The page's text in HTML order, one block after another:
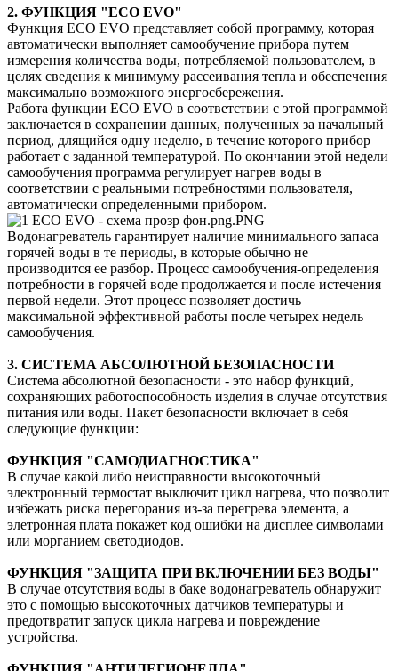
2. ФУНКЦИЯ "ECO EVO"
Функция ECO EVO представляет собой программу, которая
автоматически выполняет самообучение прибора путем
измерения количества воды, потребляемой пользователем, в
целях сведения к минимуму рассеивания тепла и обеспечения
максимально возможного энергосбережения.
Работа функции ECO EVO в соответствии с этой программой
заключается в сохранении данных, полученных за начальный
период, длящийся одну неделю, в течение которого прибор
работает с заданной температурой. По окончании этой недели
самообучения программа регулирует нагрев воды в
соответствии с реальными потребностями пользователя,
автоматически определенными прибором.
Водонагреватель гарантирует наличие минимального запаса
горячей воды в те периоды, в которые обычно не
производится ее разбор. Процесс самообучения-определения
потребности в горячей воде продолжается и после истечения
первой недели. Этот процесс позволяет достичь
максимальной эффективной работы после четырех недель
самообучения.
3. СИСТЕМА АБСОЛЮТНОЙ БЕЗОПАСНОСТИ
Система абсолютной безопасности - это набор функций,
сохраняющих работоспособность изделия в случае отсутствия
питания или воды. Пакет безопасности включает в себя
следующие функции:
ФУНКЦИЯ "САМОДИАГНОСТИКА"
В случае какой либо неисправности высокоточный
электронный термостат выключит цикл нагрева, что позволит
избежать риска перегорания из-за перегрева элемента, а
элетронная плата покажет код ошибки на дисплее символами
или морганием светодиодов.
ФУНКЦИЯ "ЗАЩИТА ПРИ ВКЛЮЧЕНИИ БЕЗ ВОДЫ"
В случае отсутствия воды в баке водонагреватель обнаружит
это с помощью высокоточных датчиков температуры и
предотвратит запуск цикла нагрева и повреждение
устройства.